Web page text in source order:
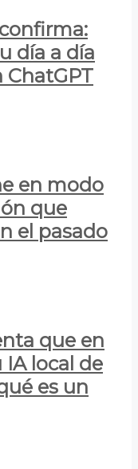
día a día
ChatGPT
en modo
que
el pasado
que en
local de
es un